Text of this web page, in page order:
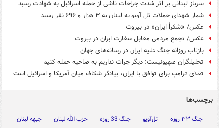
سرباز لبنانی بر اثر شدت جراحات ناشی از حمله اسرائیل به شهادت رسید
شمار شهدای حملات تل آویو به لبنان به ۳ هزار و ۶۹۶ نفر رسید
عکس/ «شکراً ایران» در بیروت
عکس/ تجمع مردمی مقابل سفارت ایران در بیروت
بازتاب روزانه جنگ علیه ایران در رسانه‌های جهان
تحلیلگران صهیونیست: دیگر جرات نداریم به ضاحیه حمله کنیم
تقلای ترامپ برای توافق با ایران، بیانگر شکاف میان آمریکا و اسرائیل است
برچسب‌ها
جنگ ۳۳ روزه تل‌آویو جنگ 33 روزه حزب الله لبنان
جبهه لبنان